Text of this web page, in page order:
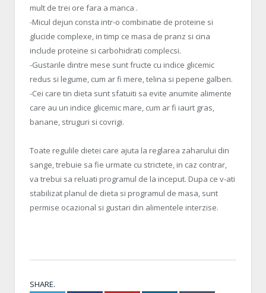
mult de trei ore fara a manca .
-Micul dejun consta intr-o combinatie de proteine si
glucide complexe, in timp ce masa de pranz si cina
include proteine si carbohidrati complecsi.
-Gustarile dintre mese sunt fructe cu indice glicemic
redus si legume, cum ar fi mere, telina si pepene galben.
-Cei care tin dieta sunt sfatuiti sa evite anumite alimente
care au un indice glicemic mare, cum ar fi iaurt gras,
banane, struguri si covrigi.
Toate regulile dietei care ajuta la reglarea zaharului din
sange, trebuie sa fie urmate cu strictete, in caz contrar,
va trebui sa reluati programul de la inceput. Dupa ce v-ati
stabilizat planul de dieta si programul de masa, sunt
permise ocazional si gustari din alimentele interzise.
SHARE.